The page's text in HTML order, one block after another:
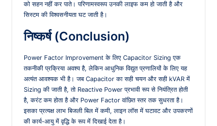
को सहन नहीं कर पाते। परिणामस्वरूप उनकी लाइफ कम हो जाती है और
सिस्टम की विश्वसनीयता घट जाती है।
निष्कर्ष (Conclusion)
Power Factor Improvement के लिए Capacitor Sizing एक
तकनीकी प्रक्रिया अवश्य है, लेकिन आधुनिक विद्युत प्रणालियों के लिए यह
अत्यंत आवश्यक भी है। जब Capacitor का सही चयन और सही kVAR में
Sizing की जाती है, तो Reactive Power प्रभावी रूप से नियंत्रित होती
है, करंट कम होता है और Power Factor वांछित स्तर तक सुधरता है।
इसका प्रत्यक्ष लाभ बिजली बिल में कमी, लाइन लॉस में घटावट और उपकरणों
की कार्य-आयु में वृद्धि के रूप में दिखाई देता है।